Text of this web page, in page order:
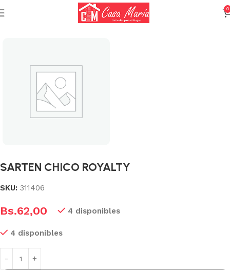
0
Calderas, Ollas y Sartenes Sartenes
SARTEN CHICO ROYALTY
SKU: 311406
Bs.62,00 4 disponibles
4 disponibles